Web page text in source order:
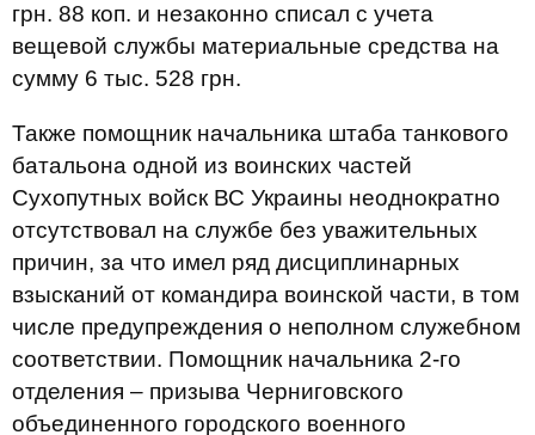
грн. 88 коп. и незаконно списал с учета
вещевой службы материальные средства на
сумму 6 тыс. 528 грн.
Также помощник начальника штаба танкового
батальона одной из воинских частей
Сухопутных войск ВС Украины неоднократно
отсутствовал на службе без уважительных
причин, за что имел ряд дисциплинарных
взысканий от командира воинской части, в том
числе предупреждения о неполном служебном
соответствии. Помощник начальника 2-го
отделения – призыва Черниговского
объединенного городского военного